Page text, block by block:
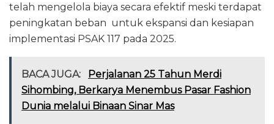
telah mengelola biaya secara efektif meski terdapat
peningkatan beban untuk ekspansi dan kesiapan
implementasi PSAK 117 pada 2025.
BACA JUGA:
Perjalanan 25 Tahun Merdi
Sihombing, Berkarya Menembus Pasar Fashion
Dunia melalui Binaan Sinar Mas